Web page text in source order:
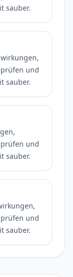
sauber.
und
sauber.
und
sauber.
und
sauber.